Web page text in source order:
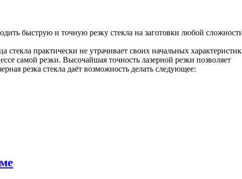
быструю и точную резку стекла на заготовки любой
стекла практически не утрачивает своих начальных
самой резки. Высочайшая точность лазерной резки позволяет
резка стекла даёт возможность делать следующее: